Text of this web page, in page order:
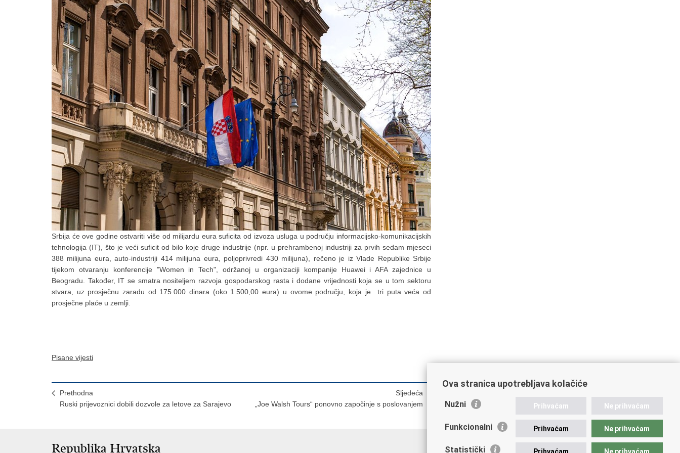
Srbija će ove godine ostvariti više od milijardu eura suficita od izvoza usluga u području informacijsko-komunikacijskih
tehnologija (IT), što je veći suficit od bilo koje druge industrije (npr. u prehrambenoj industriji za prvih sedam mjeseci
388 milijuna eura, auto-industriji 414 milijuna eura, poljoprivredi 430 milijuna), rečeno je iz Vlade Republike Srbije
tijekom otvaranju konferencije "Women in Tech", održanoj u organizaciji kompanije Huawei i AFA zajednice u
Beogradu. Također, IT se smatra nositeljem razvoja gospodarskog rasta i dodane vrijednosti koja se u tom sektoru
stvara, uz prosječnu zaradu od 175.000 dinara (oko 1.500,00 eura) u ovome području, koja je tri puta veća od
prosječne plaće u zemlji.
Pisane vijesti
Prethodna
Ruski prijevoznici dobili dozvole za letove za Sarajevo
Sljedeća
„Joe Walsh Tours“ ponovno započinje s poslovanjem
Republika Hrvatska
Ova stranica upotrebljava kolačiće
Nužni Prihvaćam Ne prihvaćam
Funkcionalni Prihvaćam Ne prihvaćam
Statistički Prihvaćam Ne prihvaćam